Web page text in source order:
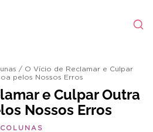
/ O Vício de Reclamar e Culpar
pelos Nossos Erros
e Culpar Outra
Nossos Erros
COLUNAS